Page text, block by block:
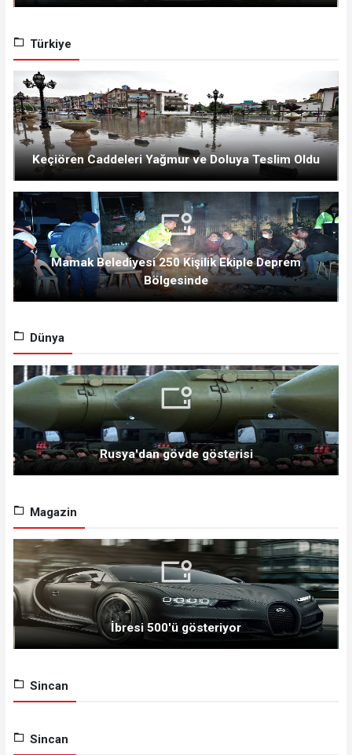
Türkiye
Keçiören Caddeleri Yağmur ve Doluya Teslim Oldu
Mamak Belediyesi 250 Kişilik Ekiple Deprem
Bölgesinde
Dünya
Rusya'dan gövde gösterisi
Magazin
İbresi 500'ü gösteriyor
Sincan
Sincan